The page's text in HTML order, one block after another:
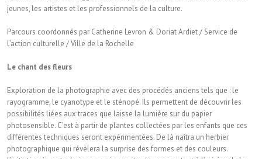
jeunes, les artistes et les professionnels de la culture.
Parcours coordonnés par Catherine Levron & Doriat Ardiet / Service de
l’action culturelle / Ville de la Rochelle
Le chant des fleurs
Exploration de la photographie avec des procédés anciens tels que : le
rayogramme, le cyanotype et le sténopé. Ils permettent de découvrir les
possibilités liées aux traces que laisse la lumière sur du papier
photosensible. C’est à partir de plantes collectées par les enfants que ces
différentes techniques seront expérimentées. De là naîtra un herbier
photographique qui révèlera la surprise des formes et des couleurs.